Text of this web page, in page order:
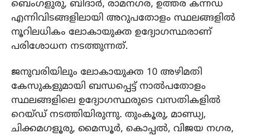
ബെംഗളുരു, ബിദാര്‍, രാമനഗര, ഉത്തര കന്നഡ
എന്നിവിടങ്ങളിലായി അറുപതോളം സ്ഥലങ്ങളില്‍
നൂറിലധികം ലോകായുക്ത ഉദ്യോഗസ്ഥരാണ്
പരിശോധന നടത്തുന്നത്.
ജനുവരിയിലും ലോകായുക്ത 10 അഴിമതി
കേസുകളുമായി ബന്ധപ്പെട്ട് നാല്‍പതോളം
സ്ഥലങ്ങളിലെ ഉദ്യോഗസ്ഥരുടെ വസതികളില്‍
റെയ്ഡ് നടത്തിയിരുന്നു. തുംകൂരു, മാണ്ഡ്യ,
ചിക്കമഗളൂരു, മൈസൂര്‍, കൊപ്പല്‍, വിജയ നഗര,